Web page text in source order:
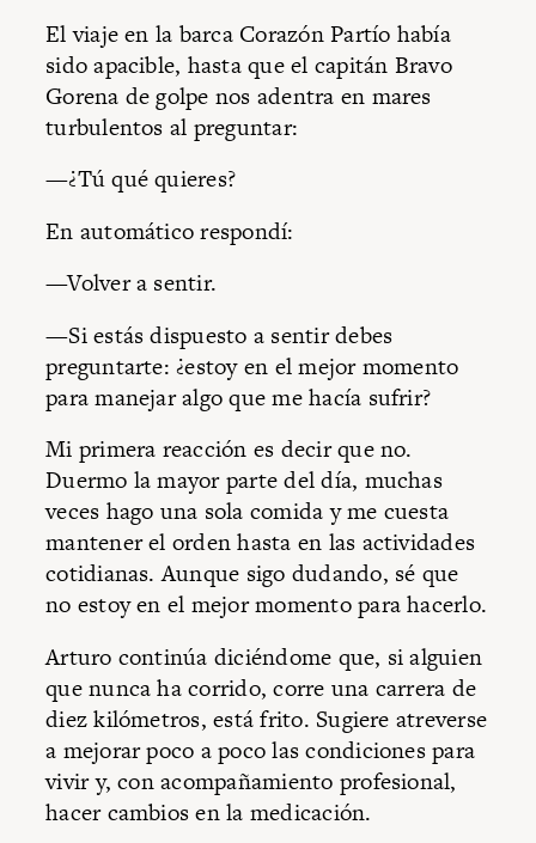
El viaje en la barca Corazón Partío había
sido apacible, hasta que el capitán Bravo
Gorena de golpe nos adentra en mares
turbulentos al preguntar:
—¿Tú qué quieres?
En automático respondí:
—Volver a sentir.
—Si estás dispuesto a sentir debes
preguntarte: ¿estoy en el mejor momento
para manejar algo que me hacía sufrir?
Mi primera reacción es decir que no.
Duermo la mayor parte del día, muchas
veces hago una sola comida y me cuesta
mantener el orden hasta en las actividades
cotidianas. Aunque sigo dudando, sé que
no estoy en el mejor momento para hacerlo.
Arturo continúa diciéndome que, si alguien
que nunca ha corrido, corre una carrera de
diez kilómetros, está frito. Sugiere atreverse
a mejorar poco a poco las condiciones para
vivir y, con acompañamiento profesional,
hacer cambios en la medicación.